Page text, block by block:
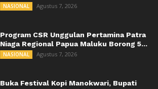
NASIONAL Agustus 7, 2026
Program CSR Unggulan Pertamina Patra
Niaga Regional Papua Maluku Borong 5...
NASIONAL Agustus 7, 2026
Buka Festival Kopi Manokwari, Bupati